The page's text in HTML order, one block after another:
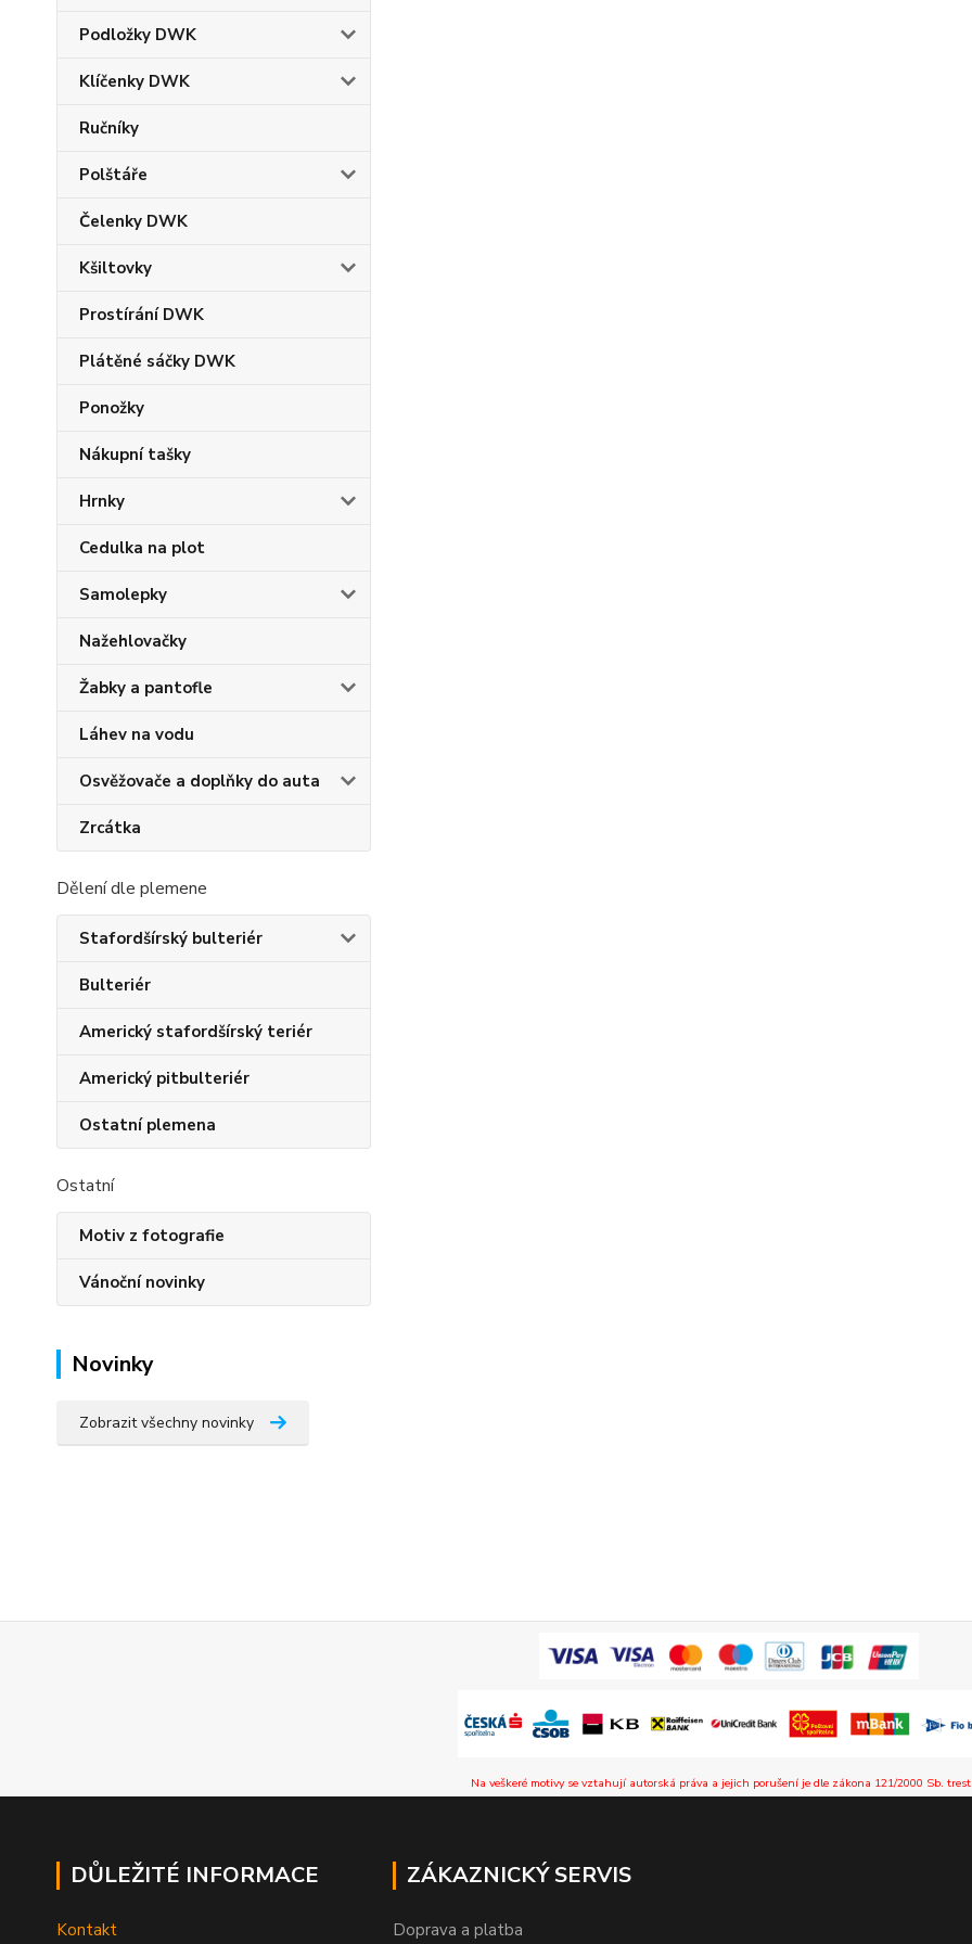
Podložky DWK
Klíčenky DWK
Ručníky
Polštáře
Čelenky DWK
Kšiltovky
Prostírání DWK
Plátěné sáčky DWK
Ponožky
Nákupní tašky
Hrnky
Cedulka na plot
Samolepky
Nažehlovačky
Žabky a pantofle
Láhev na vodu
Osvěžovače a doplňky do auta
Zrcátka
Dělení dle plemene
Stafordšírský bulteriér
Bulteriér
Americký stafordšírský teriér
Americký pitbulteriér
Ostatní plemena
Ostatní
Motiv z fotografie
Vánoční novinky
Novinky
Zobrazit všechny novinky
Na veškeré motivy se vztahují autorská práva a jejich porušení je dle zákona 121/2000 Sb.
DŮLEŽITÉ INFORMACE
Kontakt
ZÁKAZNICKÝ SERVIS
Doprava a platba